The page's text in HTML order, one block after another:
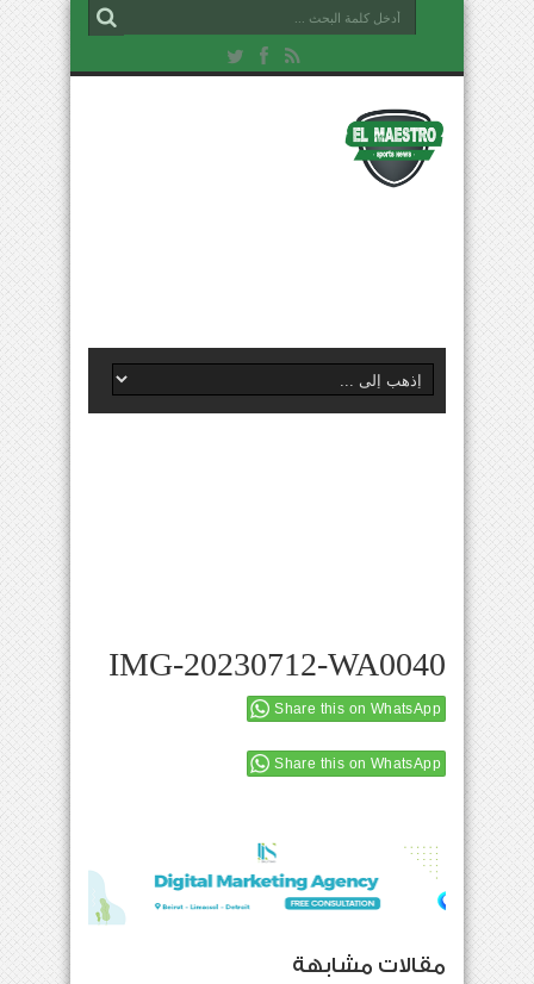
IMG-20230712-WA0040
Share this on WhatsApp
Share this on WhatsApp
مقالات مشابهة